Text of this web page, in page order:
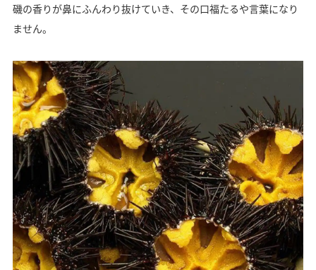
磯の香りが鼻にふんわり抜けていき、その口福たるや言葉になり
ません。